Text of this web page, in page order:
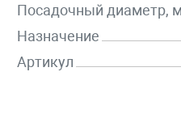
Посадочный диаметр,
Назначение
Артикул